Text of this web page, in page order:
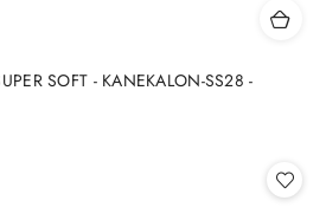
SOFT - KANEKALON-SS28 -